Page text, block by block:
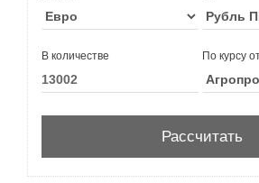
В количестве По курсу